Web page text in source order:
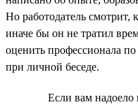
Но работодатель смотрит,
иначе бы он не тратил
оценить профессионала
при личной беседе.
Если вам надоело